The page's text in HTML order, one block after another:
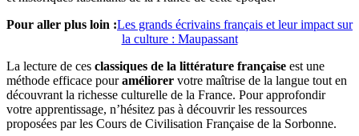
Pour aller plus loin :Les grands écrivains français et leur impact sur
la culture : Maupassant
La lecture de ces classiques de la littérature française est une
méthode efficace pouraméliorer votre maîtrise de la langue tout en
découvrant la richesse culturelle de la France. Pour approfondir
votre apprentissage, n’hésitez pas à découvrir les ressources
proposées par les Cours de Civilisation Française de la Sorbonne.